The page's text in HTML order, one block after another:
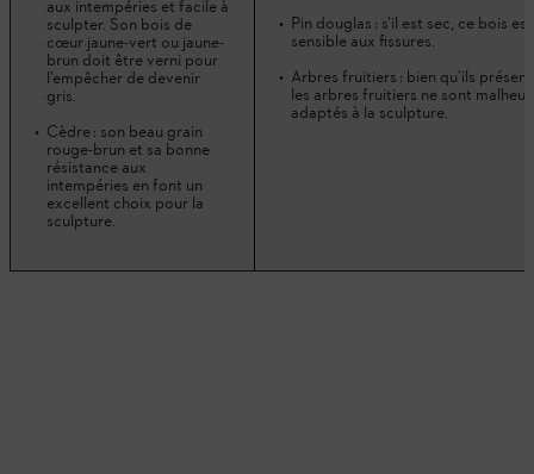
aux intempéries et facile à
sculpter. Son bois de
cœur jaune-vert ou jaune-
brun doit être verni pour
l’empêcher de devenir
gris.
Cèdre : son beau grain
rouge-brun et sa bonne
résistance aux
intempéries en font un
excellent choix pour la
sculpture.
Pin douglas : s’il est sec, ce bois
sensible aux fissures.
Arbres fruitiers : bien qu’ils
les arbres fruitiers ne sont
adaptés à la sculpture.